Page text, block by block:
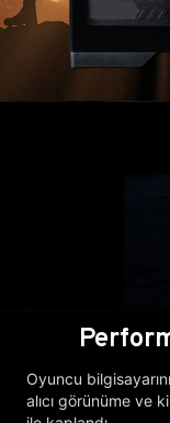
Oyuncu
alıcı görünüme ve